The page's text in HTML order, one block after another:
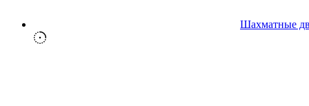
Шахматные